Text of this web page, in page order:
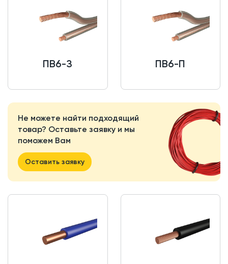
ПВ6-З ПВ6-П
Не можете найти подходящий
товар? Оставьте заявку и мы
поможем Вам
Оставить заявку